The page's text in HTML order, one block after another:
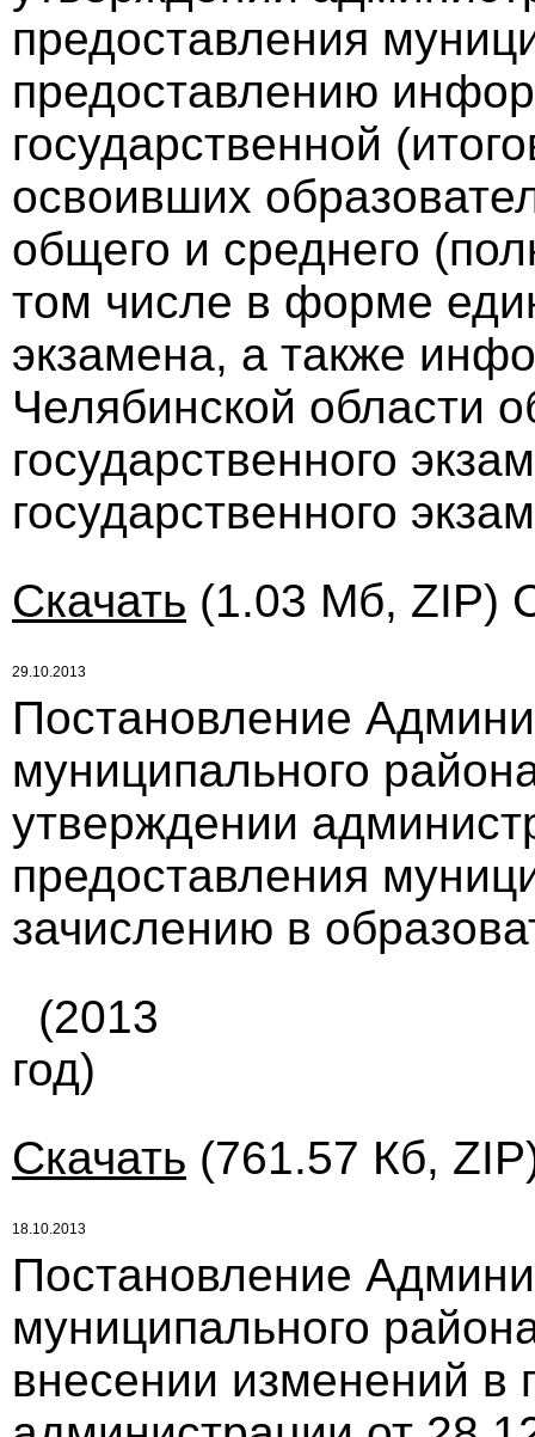
предоставления
предоставлению
государственной
освоивших
общего и среднего
том числе в форме
экзамена, а также
Челябинской области
государственного
государственного
Скачать (1.03 Мб, ZIP)
29.10.2013
Постановление
муниципального
утверждении
предоставления
зачислению в
(2013
год)
Скачать (761.57 Кб,
18.10.2013
Постановление
муниципального
внесении изменений в